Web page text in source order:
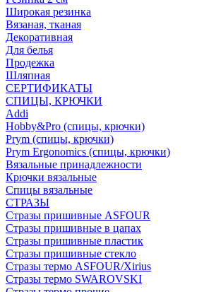
Широкая резинка
Вязаная, тканая
Декоративная
Для белья
Продежка
Шляпная
СЕРТИФИКАТЫ
СПИЦЫ, КРЮЧКИ
Addi
Hobby&Pro (спицы, крючки)
Prym (спицы, крючки)
Prym Ergonomics (спицы, крючки)
Вязальные принадлежности
Крючки вязальные
Спицы вязальные
СТРАЗЫ
Стразы пришивные ASFOUR
Стразы пришивные в цапах
Стразы пришивные пластик
Стразы пришивные стекло
Стразы термо ASFOUR/Xirius
Стразы термо SWAROVSKI